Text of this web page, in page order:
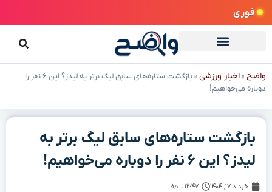
فوری
واضح »اخبار ورزشی »
بازگشت ستاره‌های سابق لیگ برتر به لیدز؟ این ۶ نفر را
دوباره می‌خواهیم!
بازگشت ستاره‌های سابق لیگ برتر به
لیدز؟ این ۶ نفر را دوباره می‌خواهیم!
خرداد ۱۷, ۱۴۰۴ ۱۲:۴۷ ب٫ظ